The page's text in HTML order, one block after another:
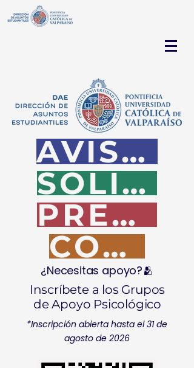
AVISA QUE LLEGASTE
SOLICITA TU ATENCIÓN
PREGUNTAS FRECUENTES
CONTACTO
¿Necesitas apoyo?🫂
Inscríbete a los Grupos
de Apoyo Psicológico
*Inscripción abierta hasta el 31 de
agosto de 2026